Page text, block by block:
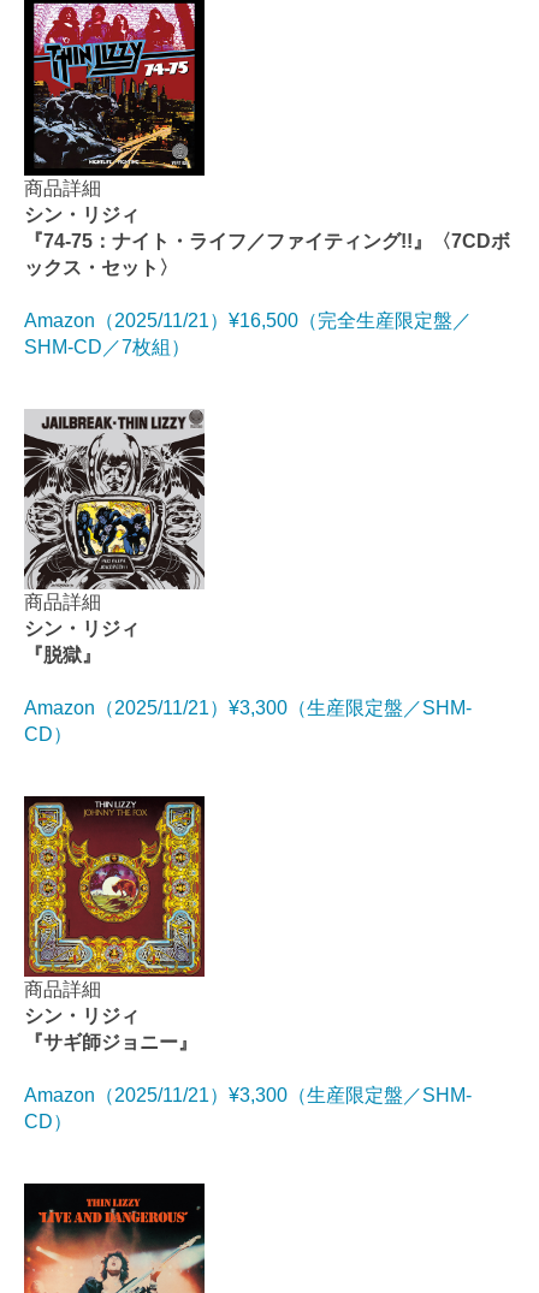
商品詳細
シン・リジィ
『74-75：ナイト・ライフ／ファイティング!!』〈7CDボ
ックス・セット〉
Amazon（2025/11/21）¥16,500（完全生産限定盤／
SHM-CD／7枚組）
商品詳細
シン・リジィ
『脱獄』
Amazon（2025/11/21）¥3,300（生産限定盤／SHM-
CD）
商品詳細
シン・リジィ
『サギ師ジョニー』
Amazon（2025/11/21）¥3,300（生産限定盤／SHM-
CD）